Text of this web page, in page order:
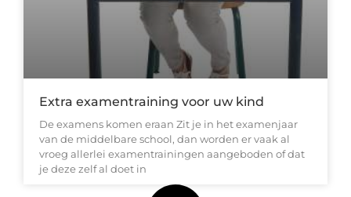
Extra examentraining voor uw kind
De examens komen eraan Zit je in het examenjaar
van de middelbare school, dan worden er vaak al
vroeg allerlei examentrainingen aangeboden of dat
je deze zelf al doet in